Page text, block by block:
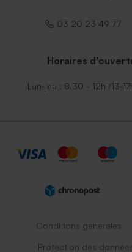
03 20 23 49 77
Horaires
Lun-jeu : 8.30 - 12h /13-
Conditions générales
Protection des